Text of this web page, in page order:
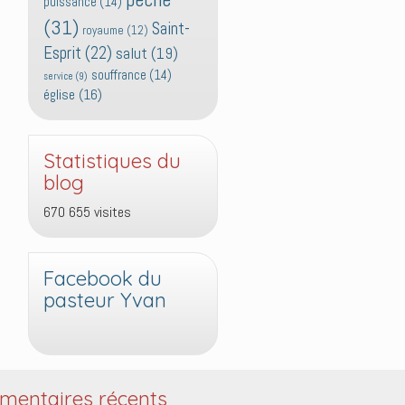
(31) royaume (12) Saint-
Esprit (22) salut (19)
service (9) souffrance (14)
église (16)
Statistiques du
blog
670 655 visites
Facebook du
pasteur Yvan
récents